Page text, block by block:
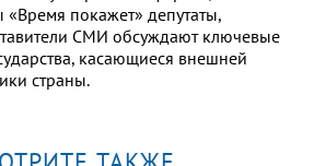
покажет» депутаты,
СМИ обсуждают ключевые
касающиеся внешней
страны.